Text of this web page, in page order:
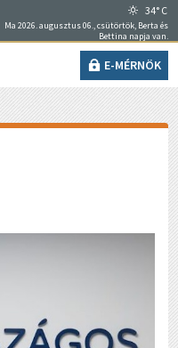
34° C
Ma 2026. augusztus 06., csütörtök, Berta és
Bettina napja van.
E-MÉRNÖK